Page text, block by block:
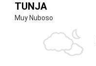
TUNJA
Muy Nuboso